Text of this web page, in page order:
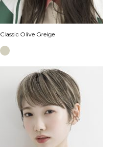
Classic Olive Greige